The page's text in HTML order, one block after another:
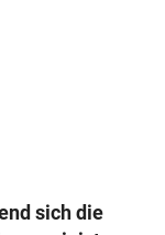
sich die